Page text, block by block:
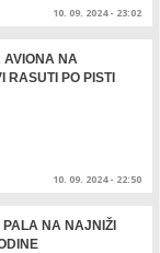
10. 09. 2024 - 23:02
AVIONA NA
RASUTI PO PISTI
10. 09. 2024 - 22:50
NA NAJNIŽI